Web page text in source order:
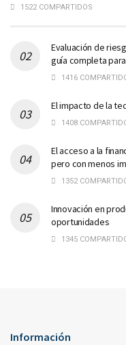
1522 COMPARTIDOS
Evaluación de
guía completa
1416
El impacto de la
1408
El acceso a la
pero con menos
1352
Innovación en
oportunidades
1345
Información